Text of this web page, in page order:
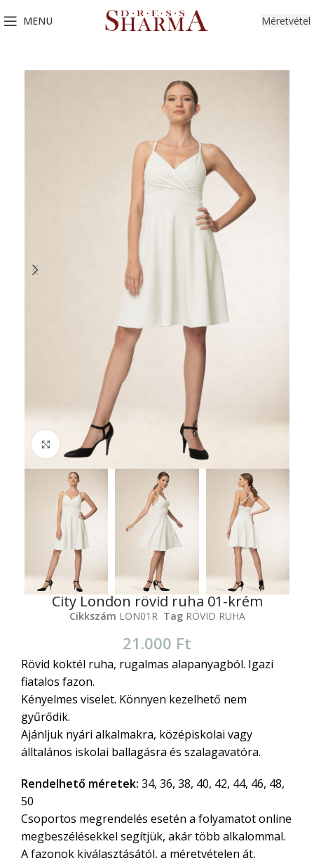
MENU Méretvétel
Click to enlarge
City London rövid ruha 01-krém
Cikkszám LON01R Tag RÖVID RUHA
21.000 Ft
Rövid koktél ruha, rugalmas alapanyagból. Igazi
fiatalos fazon.
Kényelmes viselet. Könnyen kezelhető nem
gyűrődik.
Ajánljuk nyári alkalmakra, középiskolai vagy
álltalános iskolai ballagásra és szalagavatóra.
Rendelhető méretek: 34, 36, 38, 40, 42, 44, 46, 48,
50
Csoportos megrendelés esetén a folyamatot online
megbeszélésekkel segítjük, akár több alkalommal.
A fazonok kiválasztásától, a méretvételen át,